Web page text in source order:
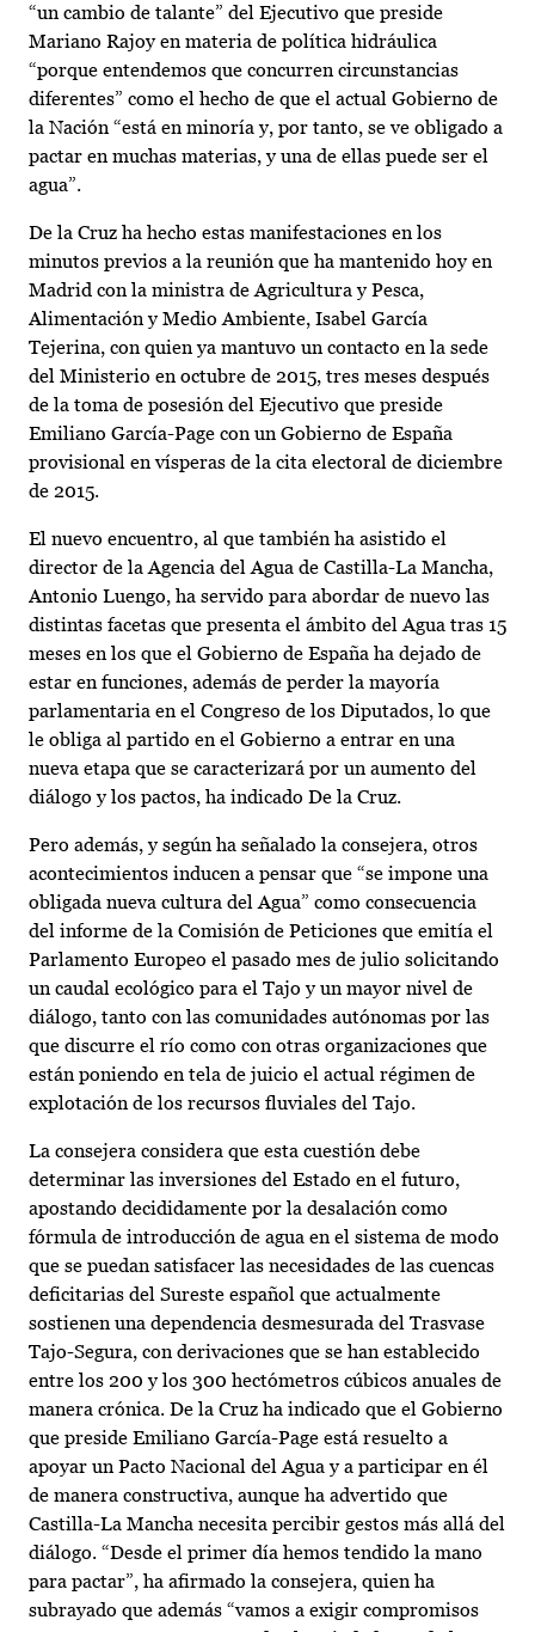
“un cambio de talante” del Ejecutivo que preside
Mariano Rajoy en materia de política hidráulica
“porque entendemos que concurren circunstancias
diferentes” como el hecho de que el actual Gobierno de
la Nación “está en minoría y, por tanto, se ve obligado a
pactar en muchas materias, y una de ellas puede ser el
agua”.
De la Cruz ha hecho estas manifestaciones en los
minutos previos a la reunión que ha mantenido hoy en
Madrid con la ministra de Agricultura y Pesca,
Alimentación y Medio Ambiente, Isabel García
Tejerina, con quien ya mantuvo un contacto en la sede
del Ministerio en octubre de 2015, tres meses después
de la toma de posesión del Ejecutivo que preside
Emiliano García-Page con un Gobierno de España
provisional en vísperas de la cita electoral de diciembre
de 2015.
El nuevo encuentro, al que también ha asistido el
director de la Agencia del Agua de Castilla-La Mancha,
Antonio Luengo, ha servido para abordar de nuevo las
distintas facetas que presenta el ámbito del Agua tras 15
meses en los que el Gobierno de España ha dejado de
estar en funciones, además de perder la mayoría
parlamentaria en el Congreso de los Diputados, lo que
le obliga al partido en el Gobierno a entrar en una
nueva etapa que se caracterizará por un aumento del
diálogo y los pactos, ha indicado De la Cruz.
Pero además, y según ha señalado la consejera, otros
acontecimientos inducen a pensar que “se impone una
obligada nueva cultura del Agua” como consecuencia
del informe de la Comisión de Peticiones que emitía el
Parlamento Europeo el pasado mes de julio solicitando
un caudal ecológico para el Tajo y un mayor nivel de
diálogo, tanto con las comunidades autónomas por las
que discurre el río como con otras organizaciones que
están poniendo en tela de juicio el actual régimen de
explotación de los recursos fluviales del Tajo.
La consejera considera que esta cuestión debe
determinar las inversiones del Estado en el futuro,
apostando decididamente por la desalación como
fórmula de introducción de agua en el sistema de modo
que se puedan satisfacer las necesidades de las cuencas
deficitarias del Sureste español que actualmente
sostienen una dependencia desmesurada del Trasvase
Tajo-Segura, con derivaciones que se han establecido
entre los 200 y los 300 hectómetros cúbicos anuales de
manera crónica. De la Cruz ha indicado que el Gobierno
que preside Emiliano García-Page está resuelto a
apoyar un Pacto Nacional del Agua y a participar en él
de manera constructiva, aunque ha advertido que
Castilla-La Mancha necesita percibir gestos más allá del
diálogo. “Desde el primer día hemos tendido la mano
para pactar”, ha afirmado la consejera, quien ha
subrayado que además “vamos a exigir compromisos